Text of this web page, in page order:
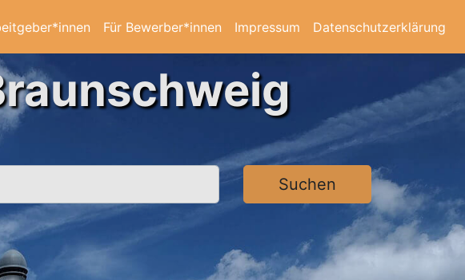
Für Bewerber*innen Impressum Datenschutzerklärung
Suchen